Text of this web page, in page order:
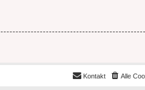
Alle
Kontakt